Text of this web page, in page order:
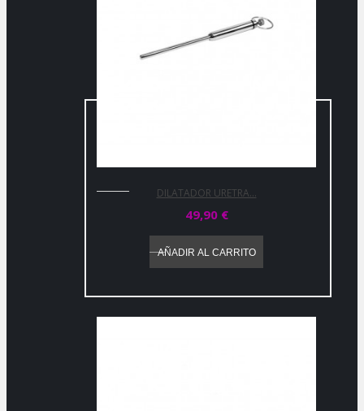
DILATADOR URETRA...
49,90 €
AÑADIR AL CARRITO